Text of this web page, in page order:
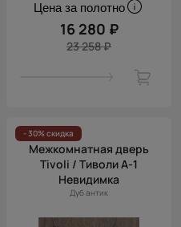
Цена за полотно
16 280 ₽
23 258 ₽
- 30% скидка
Межкомнатная дверь
Tivoli / Тиволи А-1
Невидимка
Дуб антик